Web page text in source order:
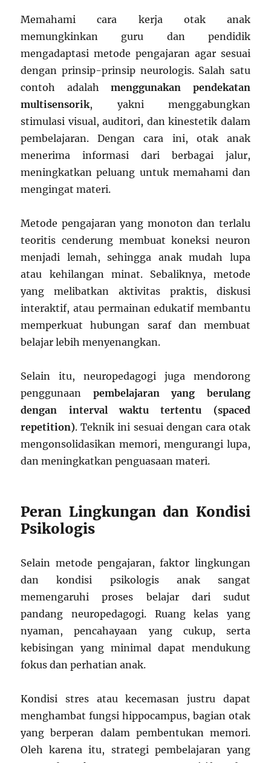
Memahami cara kerja otak anak
memungkinkan guru dan pendidik
mengadaptasi metode pengajaran agar sesuai
dengan prinsip-prinsip neurologis. Salah satu
contoh adalahmenggunakan pendekatan
multisensorik, yakni menggabungkan
stimulasi visual, auditori, dan kinestetik dalam
pembelajaran. Dengan cara ini, otak anak
menerima informasi dari berbagai jalur,
meningkatkan peluang untuk memahami dan
mengingat materi.
Metode pengajaran yang monoton dan terlalu
teoritis cenderung membuat koneksi neuron
menjadi lemah, sehingga anak mudah lupa
atau kehilangan minat. Sebaliknya, metode
yang melibatkan aktivitas praktis, diskusi
interaktif, atau permainan edukatif membantu
memperkuat hubungan saraf dan membuat
belajar lebih menyenangkan.
Selain itu, neuropedagogi juga mendorong
penggunaan pembelajaran yang berulang
dengan interval waktu tertentu (spaced
repetition). Teknik ini sesuai dengan cara otak
mengonsolidasikan memori, mengurangi lupa,
dan meningkatkan penguasaan materi.
Peran Lingkungan dan Kondisi
Psikologis
Selain metode pengajaran, faktor lingkungan
dan kondisi psikologis anak sangat
memengaruhi proses belajar dari sudut
pandang neuropedagogi. Ruang kelas yang
nyaman, pencahayaan yang cukup, serta
kebisingan yang minimal dapat mendukung
fokus dan perhatian anak.
Kondisi stres atau kecemasan justru dapat
menghambat fungsi hippocampus, bagian otak
yang berperan dalam pembentukan memori.
Oleh karena itu, strategi pembelajaran yang